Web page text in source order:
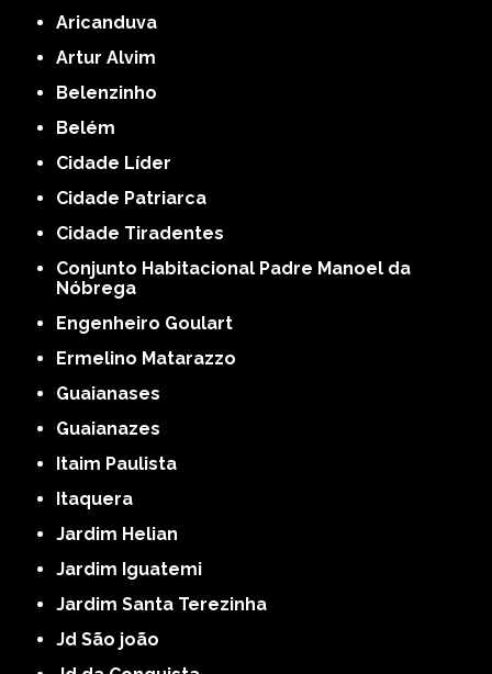
Aricanduva
Artur Alvim
Belenzinho
Belém
Cidade Líder
Cidade Patriarca
Cidade Tiradentes
Conjunto Habitacional Padre Manoel da
Nóbrega
Engenheiro Goulart
Ermelino Matarazzo
Guaianases
Guaianazes
Itaim Paulista
Itaquera
Jardim Helian
Jardim Iguatemi
Jardim Santa Terezinha
Jd São joão